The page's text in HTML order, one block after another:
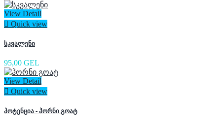
View Detail
 Quick view
სკვალენი
95,00 GEL
View Detail
 Quick view
პოტენცია - ჰორნი გოატ